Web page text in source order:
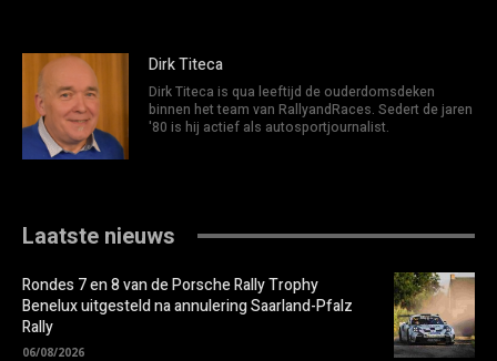
Dirk Titeca
Dirk Titeca is qua leeftijd de ouderdomsdeken
binnen het team van RallyandRaces. Sedert de jaren
'80 is hij actief als autosportjournalist.
Laatste nieuws
Rondes 7 en 8 van de Porsche Rally Trophy
Benelux uitgesteld na annulering Saarland-Pfalz
Rally
06/08/2026